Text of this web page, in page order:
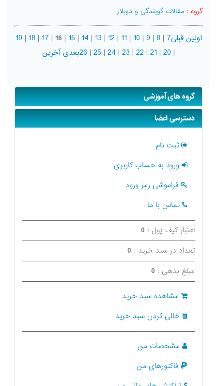
گروه : مقالات گویندگی و دوبلاز
اولین قبلی7
|
8
|
9
|
10
|
11
|
12
|
13
|
14
|
15
|
16
|
17
|
18
|
19
|
20
|
21
|
22
|
23
|
24
|
25
|
26بعدی آخرین
گروه های آموزشی
دسترسی اعضا
ثبت نام
ورود به حساب کاربری
فراموشی رمز ورود
تماس با ما
اعتبار کیف پول : 0
تعداد در سبد خرید : 0
مبلغ بدهی : 0
مشاهده سبد خرید
خالی کردن سبد خرید
مشخصات من
فاکتورهای من